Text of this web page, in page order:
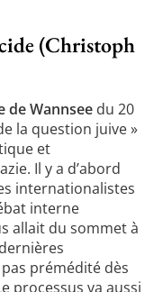
(Christoph
de Wannsee du 20
la question juive »
et
Il y a d’abord
internationalistes
interne
allait du sommet à
prémédité dès
processus va aussi